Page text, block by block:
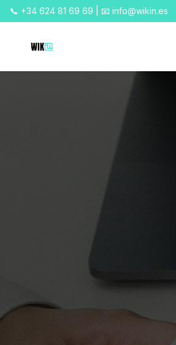
📞 +34 624 81 69 69 | 📧 info@wikin.es